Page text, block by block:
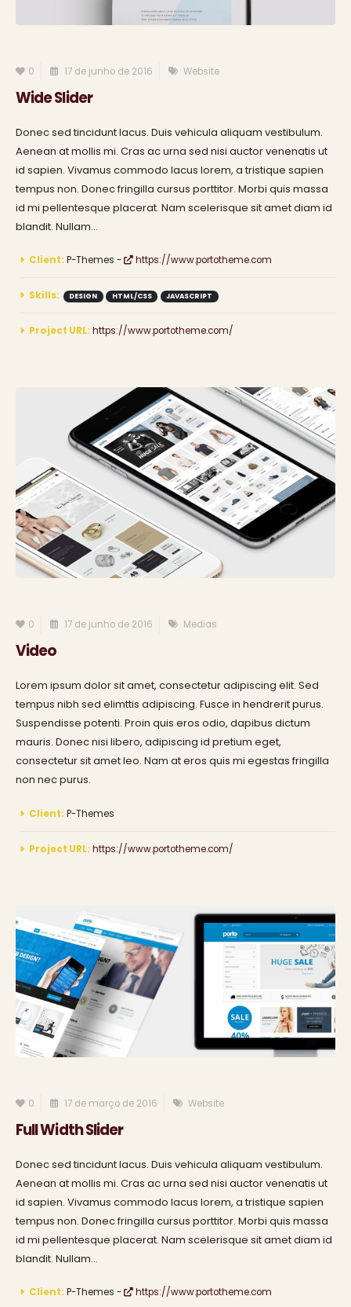
0 17 de junho de 2016 Website
Wide Slider
Donec sed tincidunt lacus. Duis vehicula aliquam vestibulum.
Aenean at mollis mi. Cras ac urna sed nisi auctor venenatis ut
id sapien. Vivamus commodo lacus lorem, a tristique sapien
tempus non. Donec fringilla cursus porttitor. Morbi quis massa
id mi pellentesque placerat. Nam scelerisque sit amet diam id
blandit. Nullam...
Client: P-Themes - https://www.portotheme.com
Skills: DESIGN HTML/CSS JAVASCRIPT
Project URL: https://www.portotheme.com/
0 17 de junho de 2016 Medias
Video
Lorem ipsum dolor sit amet, consectetur adipiscing elit. Sed
tempus nibh sed elimttis adipiscing. Fusce in hendrerit purus.
Suspendisse potenti. Proin quis eros odio, dapibus dictum
mauris. Donec nisi libero, adipiscing id pretium eget,
consectetur sit amet leo. Nam at eros quis mi egestas fringilla
non nec purus.
Client: P-Themes
Project URL: https://www.portotheme.com/
0 17 de março de 2016 Website
Full Width Slider
Donec sed tincidunt lacus. Duis vehicula aliquam vestibulum.
Aenean at mollis mi. Cras ac urna sed nisi auctor venenatis ut
id sapien. Vivamus commodo lacus lorem, a tristique sapien
tempus non. Donec fringilla cursus porttitor. Morbi quis massa
id mi pellentesque placerat. Nam scelerisque sit amet diam id
blandit. Nullam...
Client: P-Themes - https://www.portotheme.com